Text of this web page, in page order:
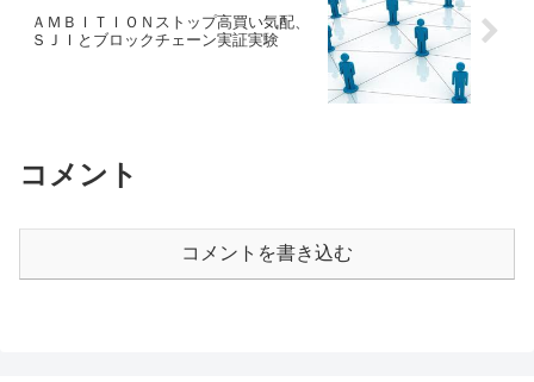
ＡＭＢＩＴＩＯＮストップ高買い気配、
ＳＪＩとブロックチェーン実証実験
コメント
コメントを書き込む